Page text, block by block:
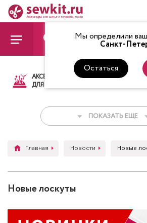
Мы определили ваш
Санкт-
Остаться
АКСЕССУАРЫ
ДЛЯ ШИТЬЯ
ТКАНИ
ПОКАЗАТЬ ЕЩЕ
Главная Новости Новые
Новые лоскуты